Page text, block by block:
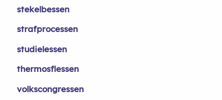
stekelbessen
strafprocessen
studielessen
thermosflessen
volkscongressen